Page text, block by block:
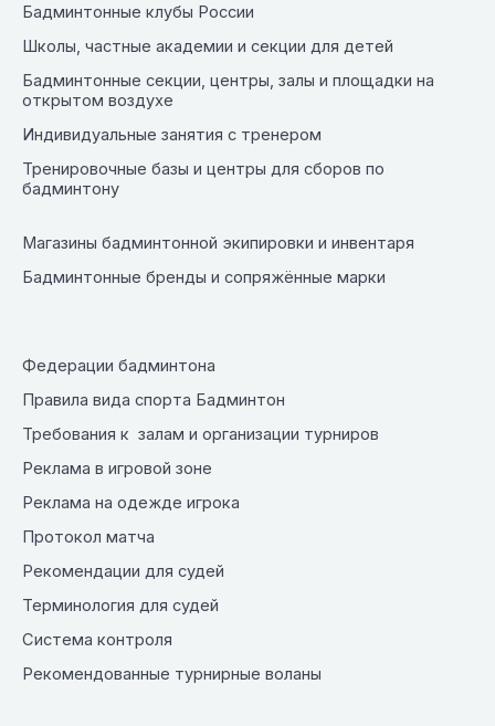
Бадминтонные клубы России
Школы, частные академии и секции для детей
Бадминтонные секции, центры, залы и площадки на
открытом воздухе
Индивидуальные занятия с тренером
Тренировочные базы и центры для сборов по
бадминтону
Магазины бадминтонной экипировки и инвентаря
Бадминтонные бренды и сопряжённые марки
Федерации бадминтона
Правила вида спорта Бадминтон
Требования к залам и организации турниров
Реклама в игровой зоне
Реклама на одежде игрока
Протокол матча
Рекомендации для судей
Терминология для судей
Система контроля
Рекомендованные турнирные воланы